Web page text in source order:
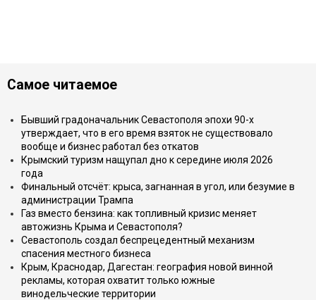
Самое читаемое
Бывший градоначальник Севастополя эпохи 90-х
утверждает, что в его время взяток не существовало
вообще и бизнес работал без откатов
Крымский туризм нащупал дно к середине июля 2026
года
Финальный отсчёт: крыса, загнанная в угол, или безумие в
администрации Трампа
Газ вместо бензина: как топливный кризис меняет
автожизнь Крыма и Севастополя?
Севастополь создал беспрецедентный механизм
спасения местного бизнеса
Крым, Краснодар, Дагестан: география новой винной
рекламы, которая охватит только южные
винодельческие территории